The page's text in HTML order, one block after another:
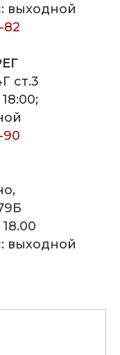
выходной
82
ст.3
90
выходной